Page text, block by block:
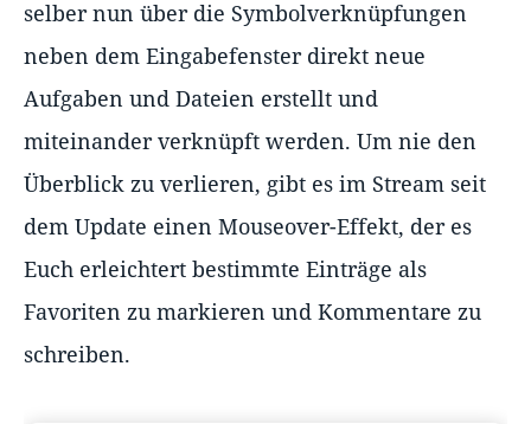
selber nun über die Symbolverknüpfungen
neben dem Eingabefenster direkt neue
Aufgaben und Dateien erstellt und
miteinander verknüpft werden. Um nie den
Überblick zu verlieren, gibt es im Stream seit
dem Update einen Mouseover-Effekt, der es
Euch erleichtert bestimmte Einträge als
Favoriten zu markieren und Kommentare zu
schreiben.